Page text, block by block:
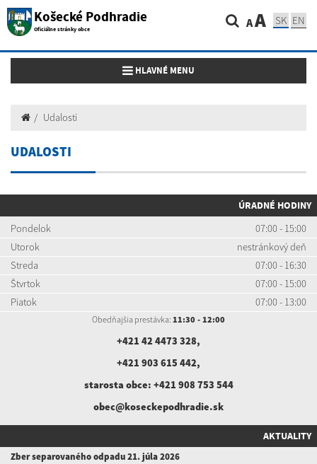
Košecké Podhradie
Oficiálne stránky obce AA SK EN
Toggle navigation
HLAVNÉ MENU
Udalosti
UDALOSTI
ÚRADNÉ HODINY
Pondelok
07:00 - 15:00
Utorok
nestránkový deň
Streda
07:00 - 16:30
Štvrtok
07:00 - 15:00
Piatok
07:00 - 13:00
Obedňajšia prestávka: 11:30 - 12:00
+421 42 4473 328,
+421 903 615 442,
starosta obce: +421 908 753 544
obec@koseckepodhradie.sk
AKTUALITY
Zber separovaného odpadu 21. júla 2026